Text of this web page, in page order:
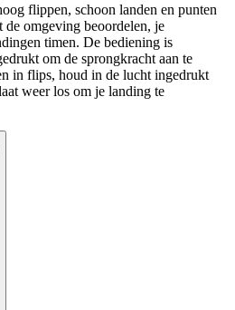
flippen, schoon landen en punten
de omgeving beoordelen, je
timen. De bediening is
om de sprongkracht aan te
in flips, houd in de lucht ingedrukt
weer los om je landing te